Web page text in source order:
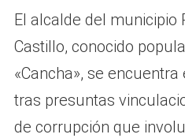
El alcalde del municipio
Castillo, conocido
«Cancha», se
tras presuntas
de corrupción que